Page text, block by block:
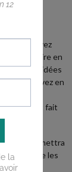
faire de
Vous n'arrivez
pas a traduire en
photos les idées
que vous avez en
Ce blog est fait
pour vous !
Il vous permettra
d'apprendre les
bases de la